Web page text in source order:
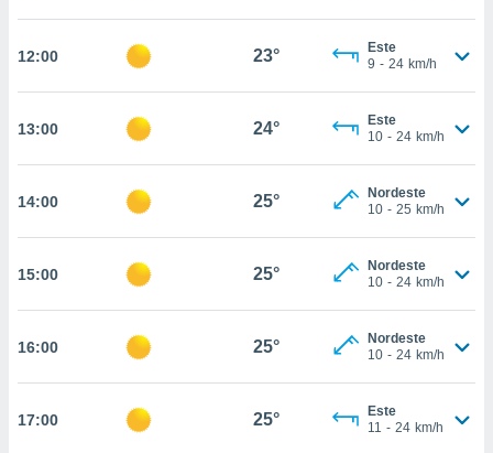
de que
o
Pode
ao
12:00 23°
Este
9 - 24 km/h
13:00 24°
Este
10 - 24 km/h
14:00 25°
Nordeste
10 - 25 km/h
15:00 25°
Nordeste
10 - 24 km/h
16:00 25°
Nordeste
10 - 24 km/h
17:00 25°
Este
11 - 24 km/h